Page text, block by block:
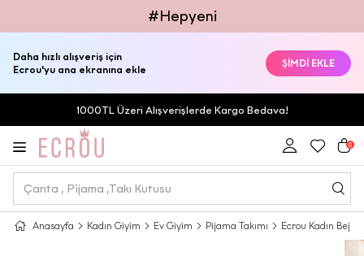
#Hepyeni
Daha hızlı alışveriş için
Ecrou'yu ana ekranına ekle
ŞİMDİ EKLE
1000TL Üzeri Alışverişlerde Kargo Bedava!
0
Anasayfa Kadın Giyim Ev Giyim Pijama Takımı Ecrou Kadın Bej